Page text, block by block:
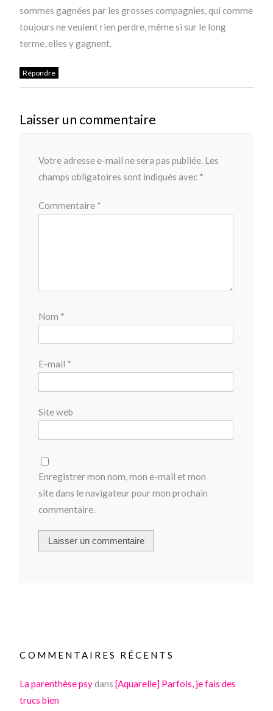
sommes gagnées par les grosses compagnies, qui comme
toujours ne veulent rien perdre, même si sur le long
terme, elles y gagnent.
Répondre
Laisser un commentaire
Votre adresse e-mail ne sera pas publiée. Les
champs obligatoires sont indiqués avec *
Commentaire *
Nom *
E-mail *
Site web
Enregistrer mon nom, mon e-mail et mon
site dans le navigateur pour mon prochain
commentaire.
COMMENTAIRES RÉCENTS
La parenthèse psydans[Aquarelle] Parfois, je fais des
trucs bien